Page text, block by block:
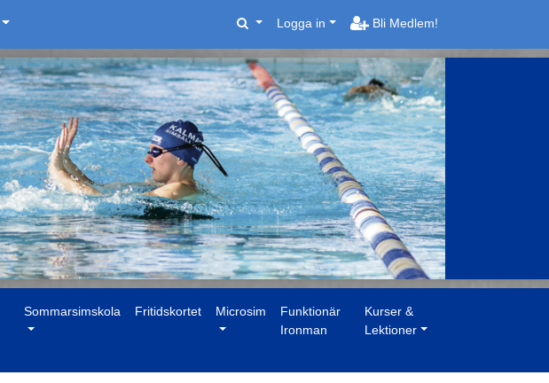
Logga in Bli Medlem!
Sommarsimskola Fritidskortet Microsim
Funktionär
Ironman
Kurser &
Lektioner